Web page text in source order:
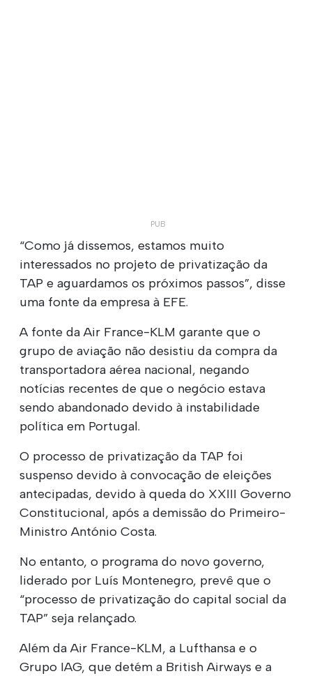
“Como já dissemos, estamos muito
interessados no projeto de privatização da
TAP e aguardamos os próximos passos”, disse
uma fonte da empresa à EFE.
A fonte da Air France-KLM garante que o
grupo de aviação não desistiu da compra da
transportadora aérea nacional, negando
notícias recentes de que o negócio estava
sendo abandonado devido à instabilidade
política em Portugal.
O processo de privatização da TAP foi
suspenso devido à convocação de eleições
antecipadas, devido à queda do XXIII Governo
Constitucional, após a demissão do Primeiro-
Ministro António Costa.
No entanto, o programa do novo governo,
liderado por Luís Montenegro, prevê que o
“processo de privatização do capital social da
TAP” seja relançado.
Além da Air France-KLM, a Lufthansa e o
Grupo IAG, que detém a British Airways e a